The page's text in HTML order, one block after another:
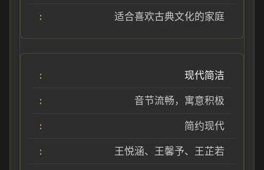
适合喜欢古典文化的家庭
现代简洁
音节流畅，寓意积极
简约现代
王悦涵、王馨予、王芷若